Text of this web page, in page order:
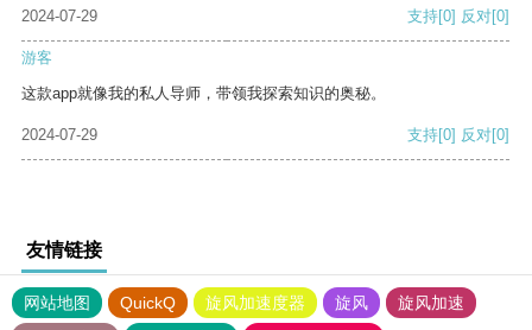
2024-07-29
支持[0] 反对[0]
游客
这款app就像我的私人导师，带领我探索知识的奥秘。
2024-07-29 支持[0] 反对[0]
友情链接
网站地图 QuickQ 旋风加速度器 旋风
旋风加速